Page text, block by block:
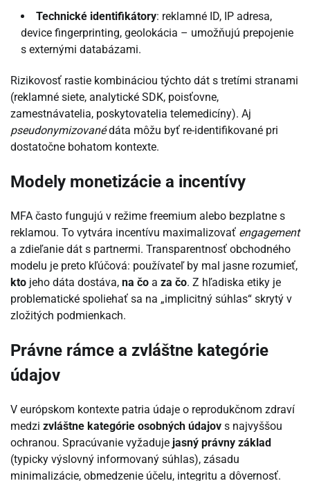
Technické identifikátory: reklamné ID, IP adresa,
device fingerprinting, geolokácia – umožňujú prepojenie
s externými databázami.
Rizikovosť rastie kombináciou týchto dát s tretími stranami
(reklamné siete, analytické SDK, poisťovne,
zamestnávatelia, poskytovatelia telemedicíny). Aj
pseudonymizovanédáta môžu byť re-identifikované pri
dostatočne bohatom kontexte.
Modely monetizácie a incentívy
MFA často fungujú v režime freemium alebo bezplatne s
reklamou. To vytvára incentívu maximalizovať engagement
a zdieľanie dát s partnermi. Transparentnosť obchodného
modelu je preto kľúčová: používateľ by mal jasne rozumieť,
kto jeho dáta dostáva, na čo a za čo. Z hľadiska etiky je
problematické spoliehať sa na „implicitný súhlas“ skrytý v
zložitých podmienkach.
Právne rámce a zvláštne kategórie
údajov
V európskom kontexte patria údaje o reprodukčnom zdraví
medzi zvláštne kategórie osobných údajov s najvyššou
ochranou. Spracúvanie vyžaduje jasný právny základ
(typicky výslovný informovaný súhlas), zásadu
minimalizácie, obmedzenie účelu, integritu a dôvernosť.